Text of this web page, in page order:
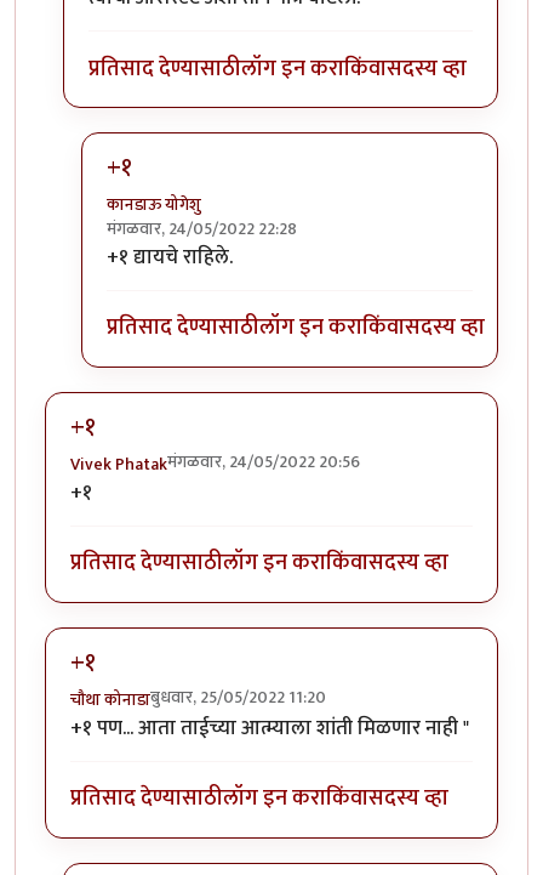
प्रतिसाद देण्यासाठीलॉग इन कराकिंवासदस्य व्हा
+१
कानडाऊ योगेशु
मंगळवार, 24/05/2022 22:28
In reply toराघवचा फोन वाजला असावा त्याने
+१ द्यायचे राहिले.
प्रतिसाद देण्यासाठीलॉग इन कराकिंवासदस्य व्हा
+१
Vivek Phatakमंगळवार, 24/05/2022 20:56
+१
प्रतिसाद देण्यासाठीलॉग इन कराकिंवासदस्य व्हा
+१
चौथा कोनाडाबुधवार, 25/05/2022 11:20
+१ पण... आता ताईच्या आत्म्याला शांती मिळणार नाही "
प्रतिसाद देण्यासाठीलॉग इन कराकिंवासदस्य व्हा